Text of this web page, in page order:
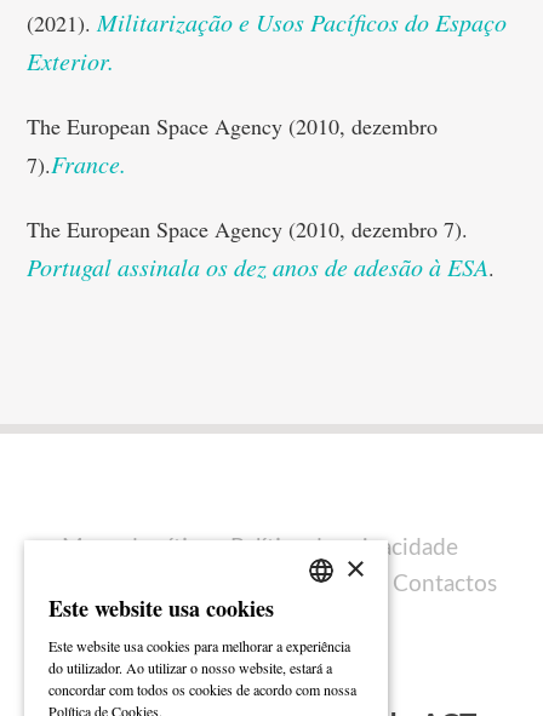
(2021).Militarização e Usos Pacíficos do Espaço
Exterior.
The European Space Agency (2010, dezembro
7).France.
The European Space Agency (2010, dezembro 7).
Portugal assinala os dez anos de adesão à ESA.
Mapa do sítio
Política de privacidade
Ficha técnica Contactos
ENGLISH
×
Este website usa cookies
Este website usa cookies para melhorar a experiência
do utilizador. Ao utilizar o nosso website, estará a
concordar com todos os cookies de acordo com nossa
Política de Cookies.